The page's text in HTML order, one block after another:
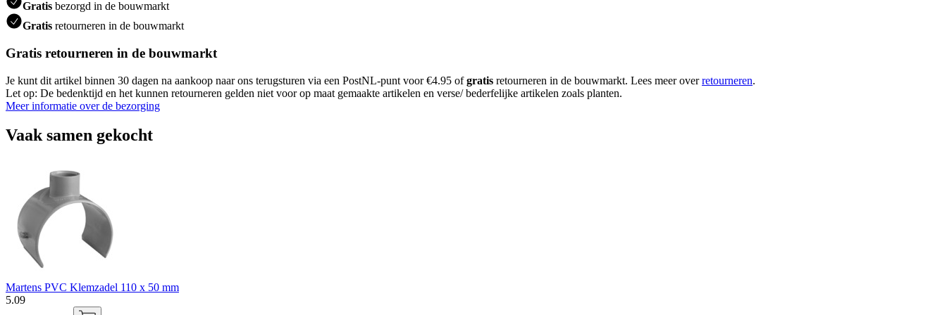
Gratis bezorgd in de bouwmarkt
Gratis retourneren in de bouwmarkt
Gratis retourneren in de bouwmarkt
Je kunt dit artikel binnen 30 dagen na aankoop naar ons terugsturen via een PostNL-punt voor €4.95 ofgratis retourneren in de bouwmarkt. Lees meer overretourneren.
Let op: De bedenktijd en het kunnen retourneren gelden niet voor op maat gemaakte artikelen en verse/ bederfelijke artikelen zoals planten.
Meer informatie over de bezorging
Vaak samen gekocht
Martens PVC Klemzadel 110 x 50 mm
5.09